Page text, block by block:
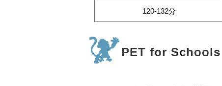
120-132分
PET for Schools